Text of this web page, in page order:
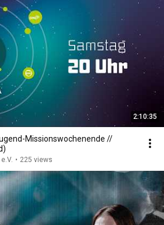
2:10:35
Missionswochenende //
• 225 views